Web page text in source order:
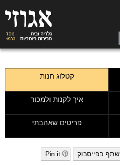
קטלוג חנות
איך לקנות ולמכור
פריטים שאהבתי
שתף בפייסבוק h
Pin it